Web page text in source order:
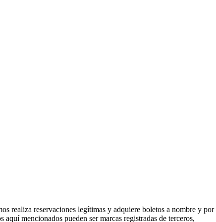
realiza reservaciones legítimas y adquiere boletos a nombre y por
mencionados pueden ser marcas registradas de terceros,